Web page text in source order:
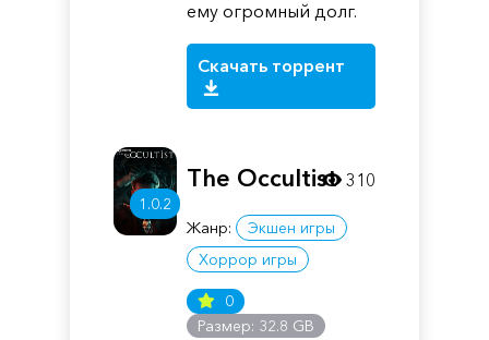
ему огромный долг.
Скачать торрент
1.0.2
The Occultist
Жанр:
Экшен игры
Хоррор игры
0
Размер: 32.8 GB
310